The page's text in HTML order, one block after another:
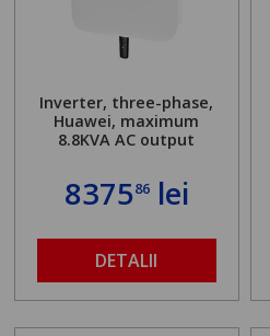
Inverter, three-phase,
Huawei, maximum
8.8KVA AC output
837586lei
DETALII